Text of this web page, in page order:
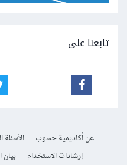
تابعنا على
عن أكاديمية حسوب الأسئلة
إرشادات الاستخدام